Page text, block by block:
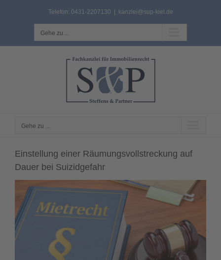
Telefon: 0431-2207130 kanzlei@sup-kiel.de
Gehe zu ...
Gehe zu ...
Einstellung einer Räumungsvollstreckung auf
Dauer bei Suizidgefahr